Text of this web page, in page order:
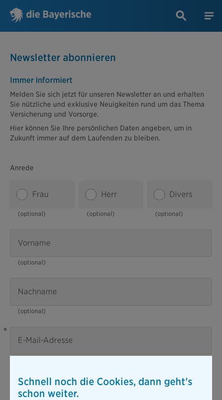
Newsletter abonnieren
Immer informiert
Melden Sie sich jetzt für unseren Newsletter an und erhalten
Sie nützliche und exklusive Neuigkeiten rund um das Thema
Versicherung und Vorsorge.
Hier können Sie Ihre persönlichen Daten angeben, um in
Zukunft immer auf dem Laufenden zu bleiben.
Anrede
Frau
(optional)
Herr
(optional)
Divers
(optional)
Vorname
(optional)
Nachname
(optional)
*
E-Mail-Adresse
Lebensversicherung a.G., sowie weitere Gesellschaften der
Bayerischen („die Bayerische“) an die von mir oben
Schnell noch die Cookies, dann geht's
schon weiter.